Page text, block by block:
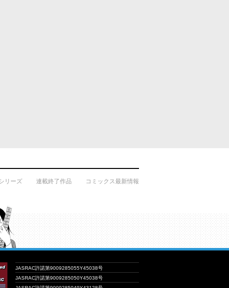
リーズ 連載終了作品 コミックス最新情報
JASRAC許諾第9009285055Y45038号
JASRAC許諾第9009285050Y45038号